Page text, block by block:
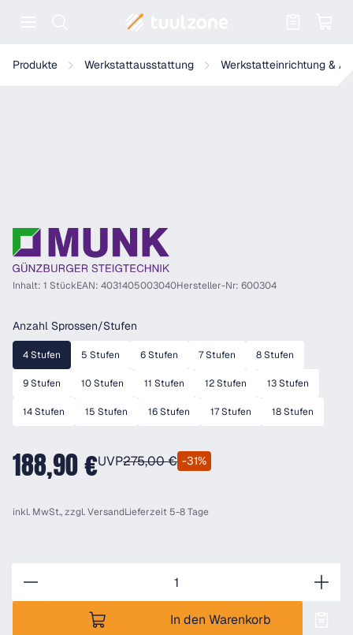
Produkte Werkstattausstattung Werkstatteinrichtung &
Munk Zweiter Handlauf für Treppe 45°
Inhalt: 1 StückEAN: 4031405003040Hersteller-Nr: 600304
Anzahl Sprossen/Stufen
4 Stufen 5 Stufen 6 Stufen 7 Stufen 8 Stufen
9 Stufen 10 Stufen 11 Stufen 12 Stufen 13 Stufen
14 Stufen 15 Stufen 16 Stufen 17 Stufen 18 Stufen
188,90 €UVP275,00 € -31%
inkl. MwSt., zzgl.VersandLieferzeit 5-8 Tage
In den Warenkorb